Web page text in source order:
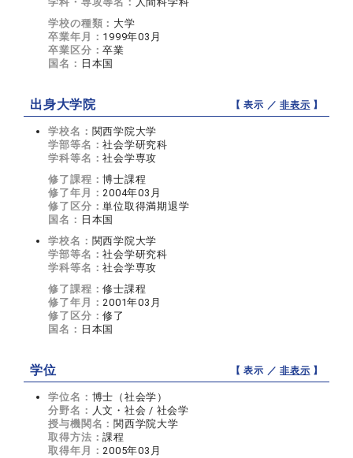
学校の種類： 大学
卒業年月： 1999年03月
卒業区分：卒業
国名： 日本国
出身大学院 【 表示 ／非表示 】
学校名： 関西学院大学
学部等名：社会学研究科
学科等名：社会学専攻
修了課程：博士課程
修了年月：2004年03月
修了区分：単位取得満期退学
国名： 日本国
学校名： 関西学院大学
学部等名：社会学研究科
学科等名：社会学専攻
修了課程：修士課程
修了年月：2001年03月
修了区分：修了
国名： 日本国
学位 【 表示 ／非表示 】
学位名： 博士（社会学）
分野名： 人文・社会 / 社会学
授与機関名： 関西学院大学
取得方法：課程
取得年月：2005年03月